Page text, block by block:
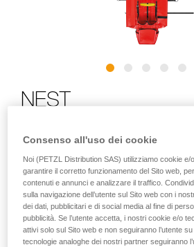
NEST
Barella per il soccorso in spazi
La barella NEST è stata realizzata in
Soccorso Speleologico Francese.
ferito in posizione orizzontale,
di utilizzo, semplifica il posizionamento
soccorso tecnico su corda, in
ambiente confinato.
Consenso all'uso dei cookie
Noi (PETZL Distribution SAS) utilizziamo cookie e/
garantire il corretto funzionamento del Sito web,
contenuti e annunci e analizzare il traffico.
sulla navigazione dell’utente sul Sito web con i
dei dati, pubblicitari e di social media al fine di
pubblicità. Se l’utente accetta, i nostri cookie e/o
attivi solo sul Sito web e non seguiranno l’utente
tecnologie analoghe dei nostri partner seguiranno